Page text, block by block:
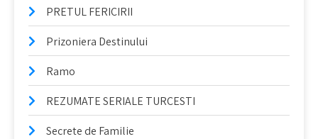
PRETUL FERICIRII
Prizoniera Destinului
Ramo
REZUMATE SERIALE TURCESTI
Secrete de Familie